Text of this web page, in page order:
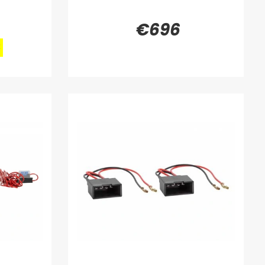
€696